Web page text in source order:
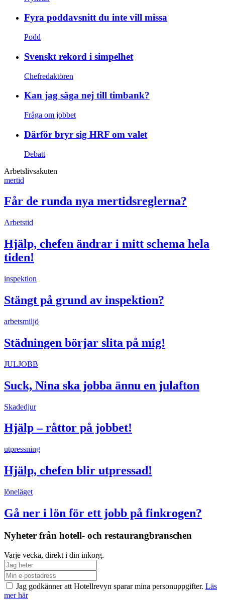
Fyra poddavsnitt du inte vill missa
Podd
Svenskt rekord i simpelhet
Chefredaktören
Kan jag säga nej till timbank?
Fråga om jobbet
Därför bryr sig HRF om valet
Debatt
Arbetslivsakuten
mertid
Får de runda nya mertidsreglerna?
Arbetstid
Hjälp, chefen ändrar i mitt schema hela
tiden!
inspektion
Stängt på grund av inspektion?
arbetsmiljö
Städningen börjar slita på mig!
JULJOBB
Suck, Nina ska jobba ännu en julafton
Skadedjur
Hjälp – råttor på jobbet!
utpressning
Hjälp, chefen blir utpressad!
löneläget
Gå ner i lön för ett jobb på finkrogen?
Nyheter från hotell- och restaurangbranschen
Varje vecka, direkt i din inkorg.
Jag godkänner att Hotellrevyn sparar mina personuppgifter. Läs
mer här